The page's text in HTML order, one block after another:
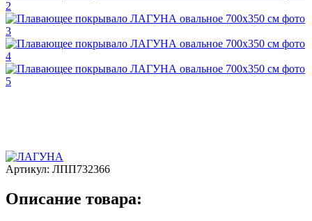
Артикул: ЛПП732366
Описание товара: